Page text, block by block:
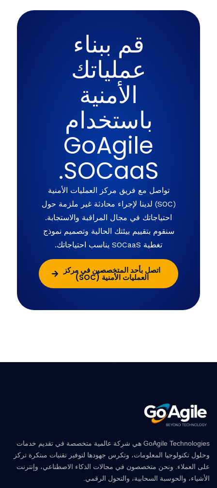
قم ببناء
عملياتك
الأمنية
باستخدام
GoAgile
SOCaaS.
تواصل مع فريق مركز العمليات الأمنية
(SOC) لدينا لإجراء محادثة غير ملزمة حول
احتياجاتك في مجال المراقبة والاستجابة.
سنقوم بتقييم بيئتك الحالية وتصميم نموذج
تغطية SOCaaS يناسب احتياجاتك.
اتصل بأحد المتخصصين في مركز
العمليات الأمنية (SOC)
GoAgile Technologies هي شركة عالمية متخصصة في تقديم خدمات
وحلول تكنولوجيا المعلومات، وتكرس جهودها لتوفير تقنيات مبتكرة تركز
على العملاء. ونحن متخصصون في مجالات الذكاء الاصطناعي، وإنترنت
الأشياء، والحوسبة السحابية، والتحول الرقمي.